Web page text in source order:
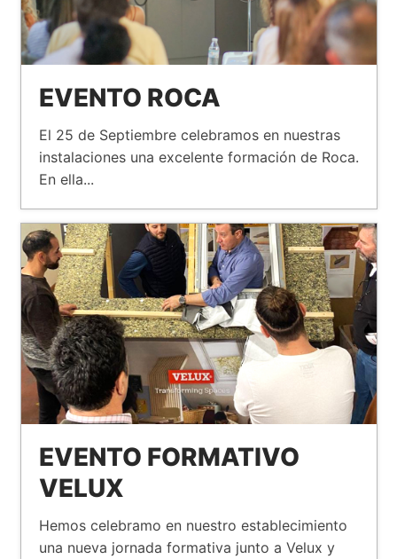
EVENTO ROCA
El 25 de Septiembre celebramos en nuestras
instalaciones una excelente formación de Roca.
En ella...
EVENTO FORMATIVO
VELUX
Hemos celebramo en nuestro establecimiento
una nueva jornada formativa junto a Velux y